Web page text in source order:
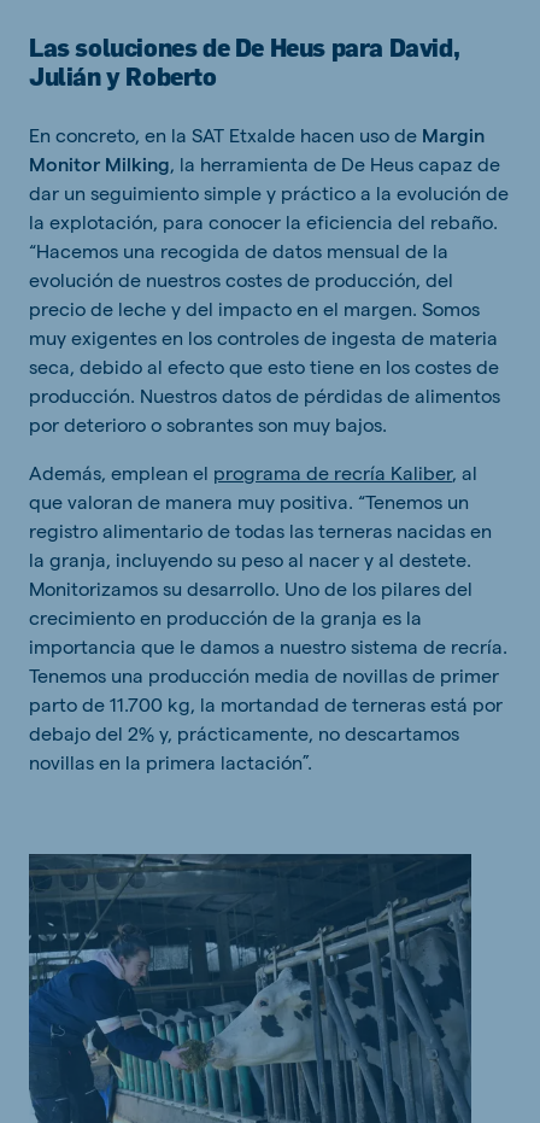
Las soluciones de De Heus para David,
Julián y Roberto
En concreto, en la SAT Etxalde hacen uso de Margin
Monitor Milking, la herramienta de De Heus capaz de
dar un seguimiento simple y práctico a la evolución de
la explotación, para conocer la eficiencia del rebaño.
“Hacemos una recogida de datos mensual de la
evolución de nuestros costes de producción, del
precio de leche y del impacto en el margen. Somos
muy exigentes en los controles de ingesta de materia
seca, debido al efecto que esto tiene en los costes de
producción. Nuestros datos de pérdidas de alimentos
por deterioro o sobrantes son muy bajos.
Además, emplean el programa de recría Kaliber, al
que valoran de manera muy positiva. “Tenemos un
registro alimentario de todas las terneras nacidas en
la granja, incluyendo su peso al nacer y al destete.
Monitorizamos su desarrollo. Uno de los pilares del
crecimiento en producción de la granja es la
importancia que le damos a nuestro sistema de recría.
Tenemos una producción media de novillas de primer
parto de 11.700 kg, la mortandad de terneras está por
debajo del 2% y, prácticamente, no descartamos
novillas en la primera lactación”.